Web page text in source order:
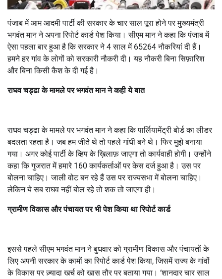
पंजाब में आम आदमी पार्टी की सरकार के चार साल पूरा होने पर मुख्यमंत्री
भगवंत मान ने अपना रिपोर्ट कार्ड पेश किया। सीएम मान ने कहा कि पंजाब में
ऐसा पहला बार हुआ है कि सरकार ने 4 साल में 65264 नौकरियां दी हैं।
हमने हर गांव के लोगों को सरकारी नौकरी दी। यह नौकरी बिना सिफ़ारिश
और बिना किसी कैश के दी गई है।
राघव चड्ढा के मामले पर भगवंत मान ने कही ये बात
राघव चड्ढा के मामले पर भगवंत मान ने कहा कि पार्लियामेंट्री बोर्ड का लीडर
बदलता रहता है। जब हम जीते थे तो पहले गांधी बने थे। फिर मुझे बनाया
गया। अगर कोई पार्टी के व्हिप के ख़िलाफ़ जाएगा तो कार्यवाही होगी। उन्होंने
कहा कि गुजरात में हमारे 160 कार्यकर्ताओं पर केस दर्ज हुआ है। उस पर
बोलना चाहिए। जाली वोट बन रहे हैं उस पर राज्यसभा में बोलना चाहिए।
लेकिन ये सब राघव नहीं बोल रहे तो शक तो जाएगा ही।
ग्रामीण विकास और पंचायत पर भी पेश किया था रिपोर्ट कार्ड
इससे पहले सीएम भगवंत मान ने बुधवार को ग्रामीण विकास और पंचायतों के
लिए अपनी सरकार के कामों का रिपोर्ट कार्ड पेश किया, जिसमें राज्य के गांवों
के विकास पर ज़्यादा खर्च को खास तौर पर बताया गया। ‘शानदार चार साल